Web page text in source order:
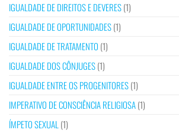
IGUALDADE DE DIREITOS E DEVERES(1)
IGUALDADE DE OPORTUNIDADES(1)
IGUALDADE DE TRATAMENTO (1)
IGUALDADE DOS CÔNJUGES(1)
IGUALDADE ENTRE OS PROGENITORES(1)
IMPERATIVO DE CONSCIÊNCIA RELIGIOSA(1)
ÍMPETO SEXUAL (1)